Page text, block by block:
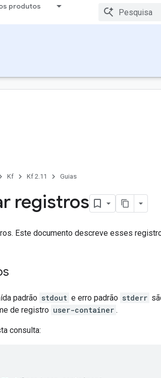
produtos
Kf Kf 2.11 Guias
registros
Este documento descreve esses
padrão stdout e erro padrão stderr
de registro user-container .
consulta: